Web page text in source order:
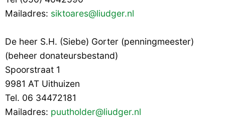
Mailadres: siktoares@liudger.nl
De heer S.H. (Siebe) Gorter (penningmeester)
(beheer donateursbestand)
Spoorstraat 1
9981 AT Uithuizen
Tel. 06 34472181
Mailadres: puutholder@liudger.nl